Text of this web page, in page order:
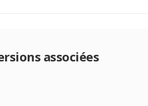
associées